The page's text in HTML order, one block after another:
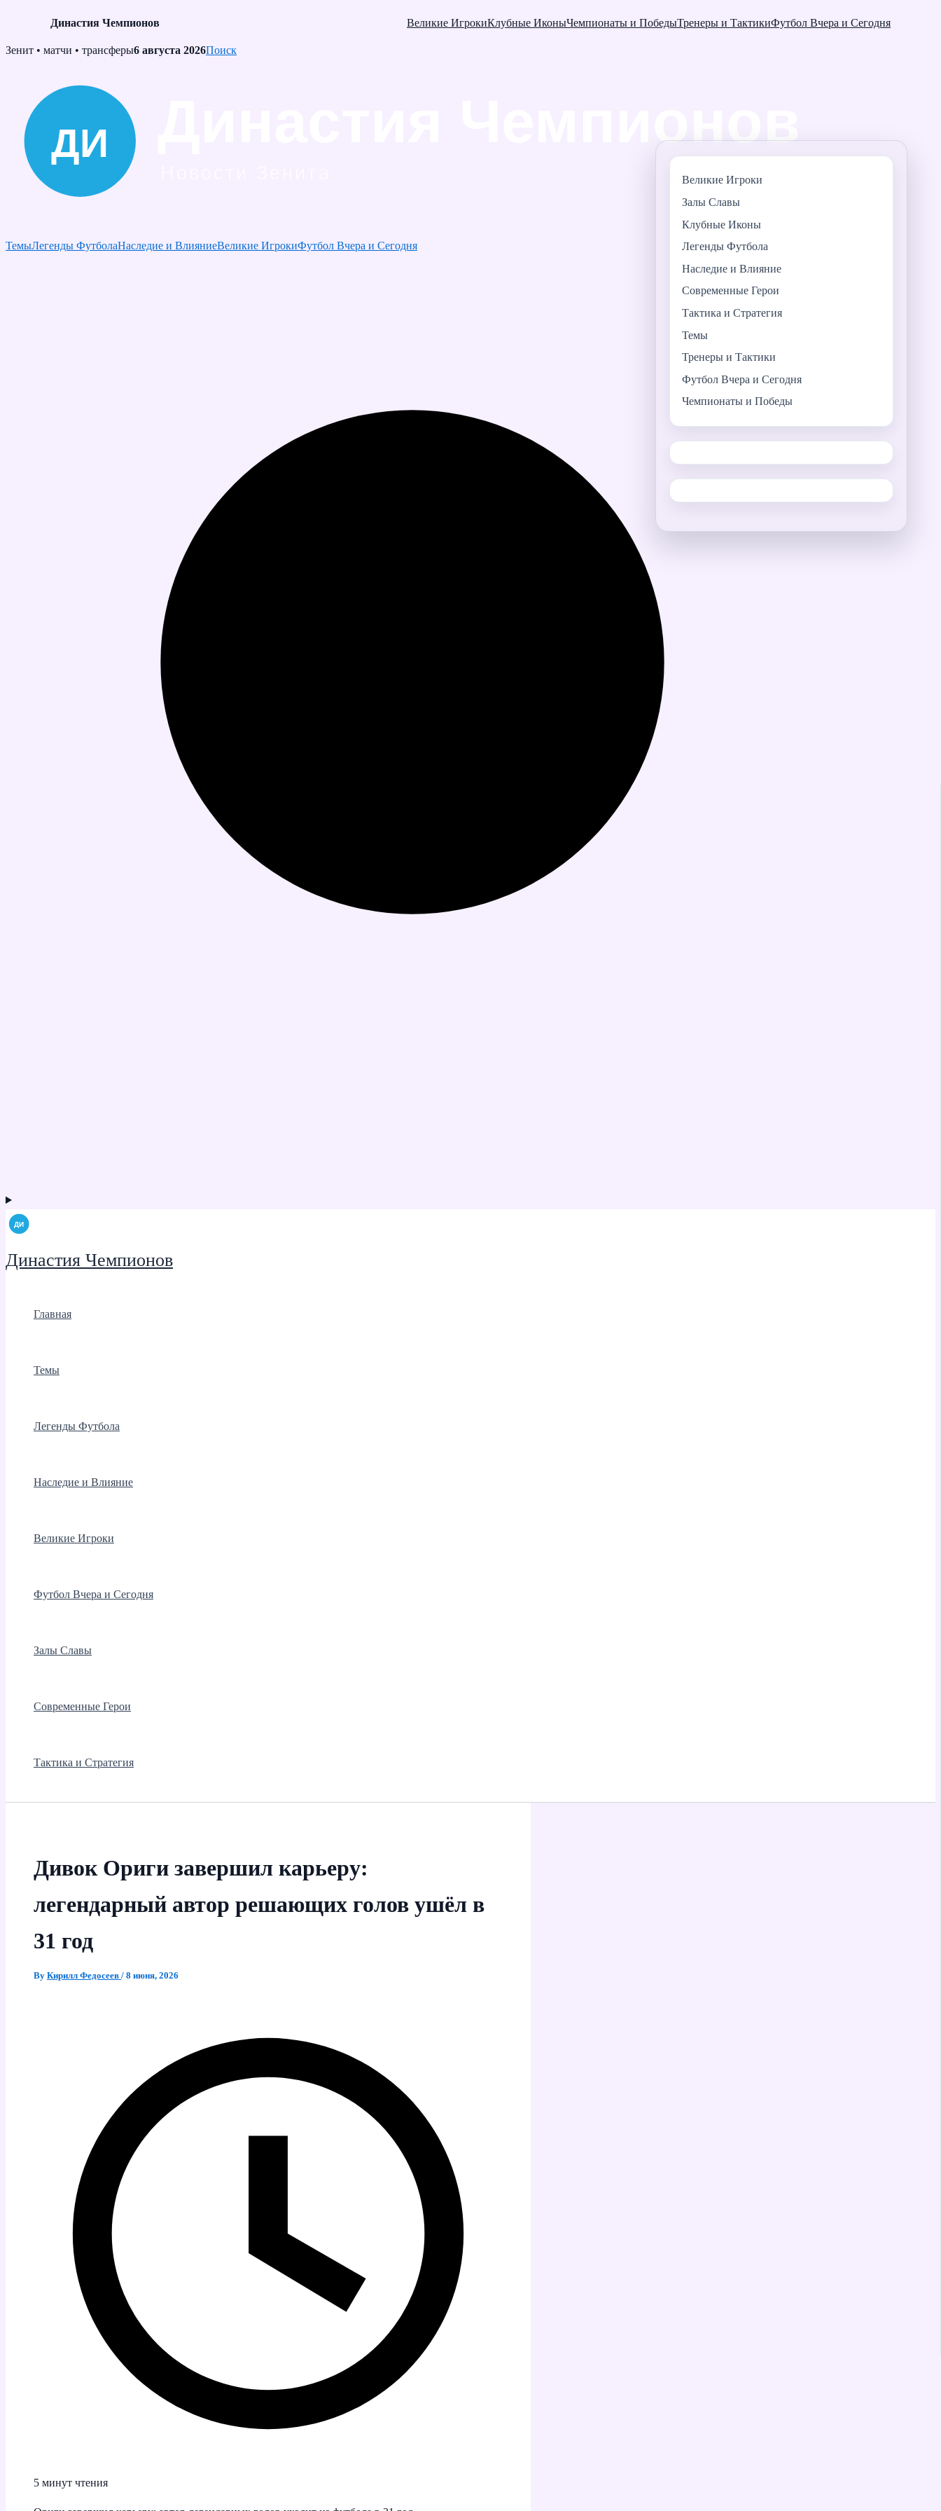
Династия Чемпионов Великие ИгрокиКлубные ИконыЧемпионаты и ПобедыТренеры и ТактикиФутбол Вчера и Сегодня
Skip
Зенит • матчи • трансферы6 августа 2026Поиск
ТемыЛегенды ФутболаНаследие и ВлияниеВеликие ИгрокиФутбол Вчера и Сегодня
Династия Чемпионов
Главная
Темы
Легенды Футбола
Наследие и Влияние
Великие Игроки
Футбол Вчера и Сегодня
Залы Славы
Современные Герои
Тактика и Стратегия
Дивок Ориги завершил карьеру:
легендарный автор решающих голов ушёл в
31 год
By Кирилл Федосеев / 8 июня, 2026
5 минут чтения
Великие Игроки
Залы Славы
Клубные Иконы
Легенды Футбола
Наследие и Влияние
Современные Герои
Тактика и Стратегия
Темы
Тренеры и Тактики
Футбол Вчера и Сегодня
Чемпионаты и Победы